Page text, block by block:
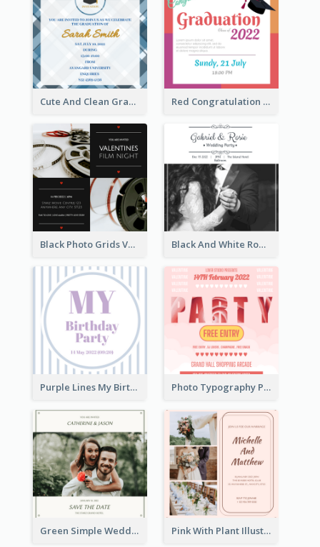
Cute And Clean Graduation Ceremony Invitation Design Ideas Red Congratulation Of Graduation 2020 Invitation
Black Photo Grids Valentines Day Movie Night Invitation Black And White Romantic Wedding Party
Purple Lines My Birthday Party Celebration Invitation Photo Typography Party Invitation Design Templates
Green Simple Wedding Photo Wedding Invitation Pink With Plant Illustration Wedding Party Invitation